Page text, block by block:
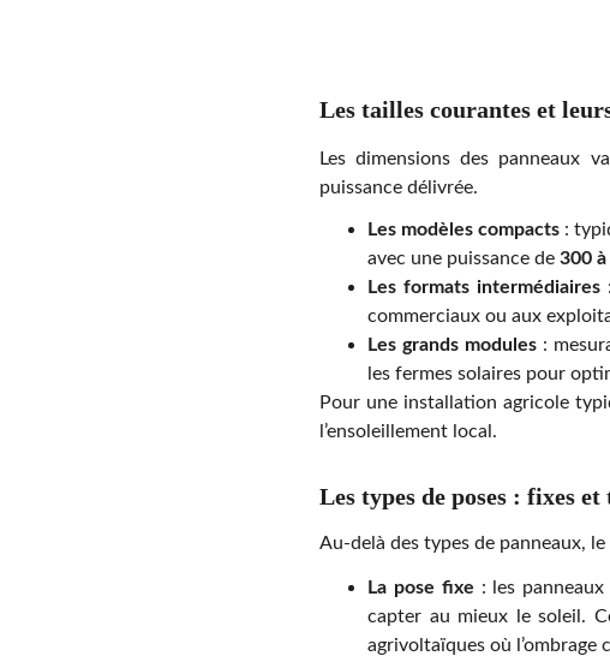
Les tailles courantes et
Les dimensions des panneaux
puissance délivrée.
Les modèles compacts:
avec une puissance de 300
Les formats intermédiaires:
commerciaux ou aux
Les grands modules:
les fermes solaires pour
Pour une installation agricole
l’ensoleillement local.
Les types de poses : fixes
Au-delà des types de panneaux,
La pose fixe : les
capter au mieux le soleil.
agrivoltaïques où